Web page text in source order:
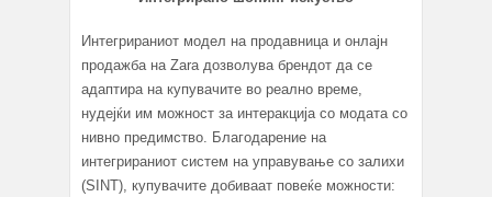
Интегрираниот модел на продавница и онлајн
продажба на Zara дозволува брендот да се
адаптира на купувачите во реално време,
нудејќи им можност за интеракција со модата со
нивно предимство. Благодарение на
интегрираниот систем на управување со залихи
(SINT), купувачите добиваат повеќе можности: